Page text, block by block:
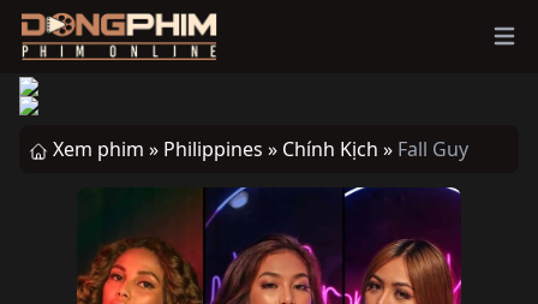
Xem phim » Philippines » Chính Kịch » Fall Guy